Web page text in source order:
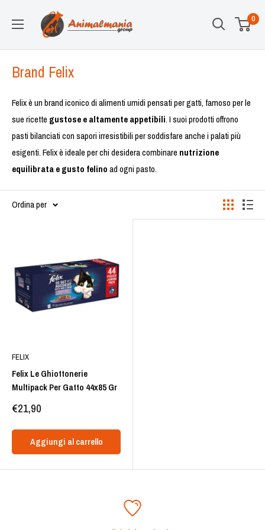
Animalmania
Store
0
Brand Felix
Felix è un brand iconico di alimenti umidi pensati per gatti, famoso per le
sue ricette gustose e altamente appetibili. I suoi prodotti offrono
pasti bilanciati con sapori irresistibili per soddisfare anche i palati più
esigenti. Felix è ideale per chi desidera combinare nutrizione
equilibrata e gusto felinoad ogni pasto.
Ordina per
FELIX
Felix Le Ghiottonerie
Multipack Per Gatto 44x85 Gr
Prezzo
scontato
€21,90
Aggiungi al carrello